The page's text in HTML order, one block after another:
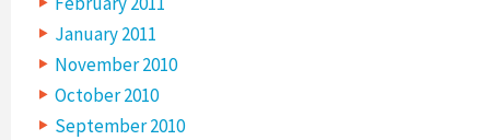
January 2011
November 2010
October 2010
September 2010